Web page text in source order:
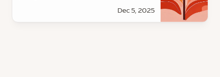
العالمي لمجموعة "أباريل".
Dec 5, 2025